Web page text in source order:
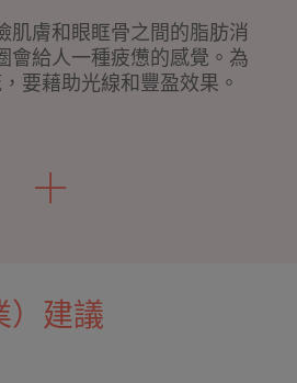
肌膚和眼眶骨之間的脂肪消
會給人一種疲憊的感覺。為
要藉助光線和豐盈效果。
）建議